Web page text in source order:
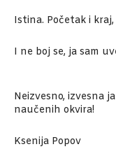
Istina. Početak i
I ne boj se, ja sam
Neizvesno, izvesna
naučenih okvira!
Ksenija Popov